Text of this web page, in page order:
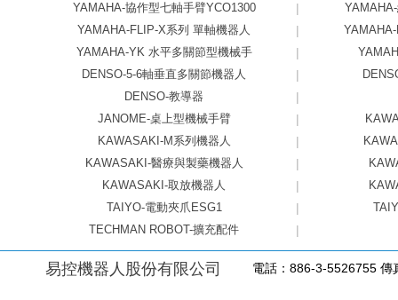
YAMAHA-協作型七軸手臂YCO1300 |
YAMAHA-FLIP-X系列 單軸機器人
|
YAMAHA-YK 水平多關節型機械手
|
DENSO-5-6軸垂直多關節機器人
|
DENSO-教導器
|
JANOME-桌上型機械手臂
|
KAWASAKI-M系列機器人
|
KAWASAKI-醫療與製藥機器人
|
KAWASAKI-取放機器人
|
TAIYO-電動夾爪ESG1
|
TECHMAN ROBOT-擴充配件
|
易控機器人股份有限公司 電話：886-3-5526755